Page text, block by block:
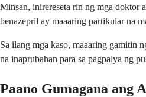
Minsan, inirereseta rin ng mga doktor
benazepril ay maaaring partikular na
Sa ilang mga kaso, maaaring gamitin
na inaprubahan para sa pagpalya ng
Paano Gumagana ang